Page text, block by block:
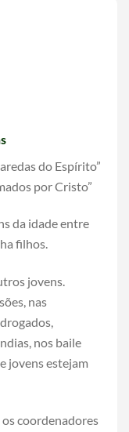
do Espírito”
por Cristo”
da idade entre
filhos.
jovens.
nas
nos baile
jovens estejam
os coordenadores